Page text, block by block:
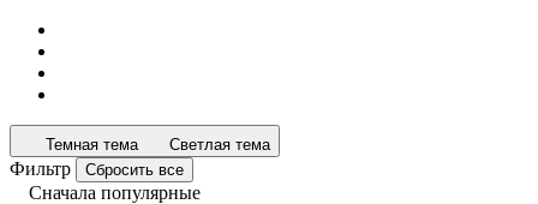
Темная тема Светлая тема
Фильтр Сбросить все
Сначала популярные